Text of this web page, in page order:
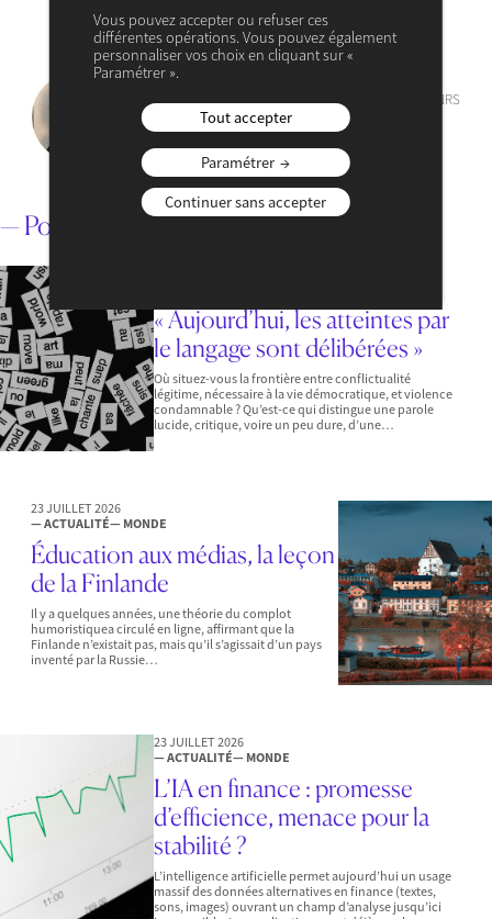
Mary-Françoise Renard
Professeur chez CERDI Université Clermont Auvergne CNRS
VOIR SON PROFIL
— Pour aller plus loin
« Aujourd’hui, les atteintes par
le langage sont délibérées »
Où situez-vous la frontière entre conflictualité
légitime, nécessaire à la vie démocratique, et violence
condamnable ? Qu’est-ce qui distingue une parole
lucide, critique, voire un peu dure, d’une…
23 JUILLET 2026
— ACTUALITÉ— MONDE
Éducation aux médias, la leçon
de la Finlande
Il y a quelques années, une théorie du complot
humoristiquea circulé en ligne, affirmant que la
Finlande n’existait pas, mais qu’il s’agissait d’un pays
inventé par la Russie…
23 JUILLET 2026
— ACTUALITÉ— MONDE
L’IA en finance : promesse
d’efficience, menace pour la
stabilité ?
L’intelligence artificielle permet aujourd’hui un usage
massif des données alternatives en finance (textes,
sons, images) ouvrant un champ d’analyse jusqu’ici
Vous pouvez accepter ou refuser ces
différentes opérations. Vous pouvez également
personnaliser vos choix en cliquant sur «
Paramétrer ».
Tout accepter
Paramétrer
Continuer sans accepter